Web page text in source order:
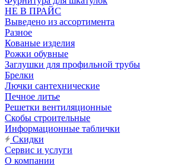
НЕ В ПРАЙС
Выведено из ассортимента
Разное
Кованые изделия
Рожки обувные
Заглушки для профильной трубы
Брелки
Лючки сантехнические
Печное литье
Решетки вентиляционные
Скобы строительные
Информационные таблички
Скидки
Сервис и услуги
О компании